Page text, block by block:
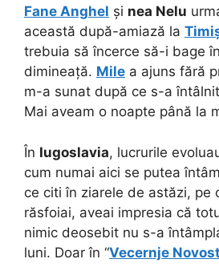
Fane Anghel și nea Nelu
această după-amiază la
trebuia să încerce să-i bage
dimineață. Mile a ajuns fără
m-a sunat după ce s-a
Mai aveam o noapte până la
În Iugoslavia, lucrurile
cum numai aici se putea
ce citi în ziarele de astăzi, pe
răsfoiai, aveai impresia că
nimic deosebit nu s-a
luni. Doar în “Vecernje